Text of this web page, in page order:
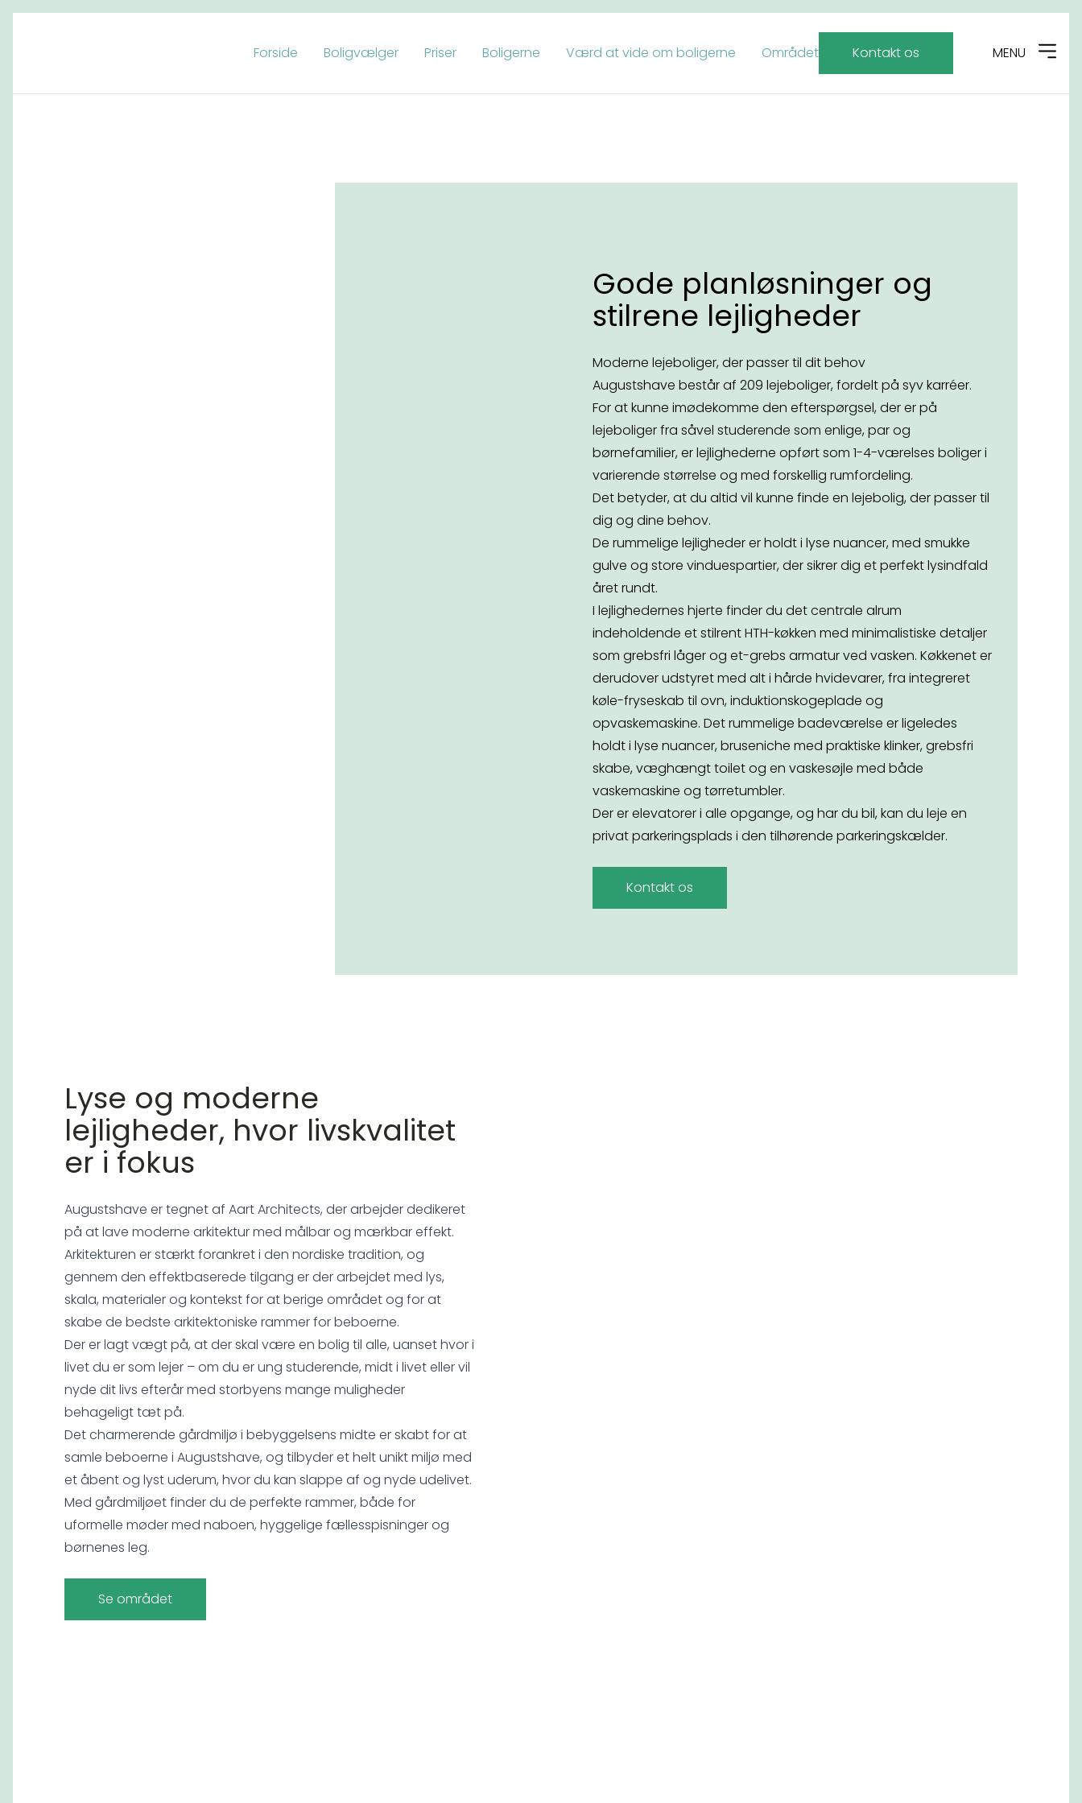
Forside Boligvælger Priser Boligerne Værd at vide om boligerne Området Kontakt os MENU
Gode planløsninger og
stilrene lejligheder
Moderne lejeboliger, der passer til dit behov
Augustshave består af 209 lejeboliger, fordelt på syv karréer.
For at kunne imødekomme den efterspørgsel, der er på
lejeboliger fra såvel studerende som enlige, par og
børnefamilier, er lejlighederne opført som 1-4-værelses boliger i
varierende størrelse og med forskellig rumfordeling.
Det betyder, at du altid vil kunne finde en lejebolig, der passer til
dig og dine behov.
De rummelige lejligheder er holdt i lyse nuancer, med smukke
gulve og store vinduespartier, der sikrer dig et perfekt lysindfald
året rundt.
I lejlighedernes hjerte finder du det centrale alrum
indeholdende et stilrent HTH-køkken med minimalistiske detaljer
som grebsfri låger og et-grebs armatur ved vasken. Køkkenet er
derudover udstyret med alt i hårde hvidevarer, fra integreret
køle-fryseskab til ovn, induktionskogeplade og
opvaskemaskine. Det rummelige badeværelse er ligeledes
holdt i lyse nuancer, bruseniche med praktiske klinker, grebsfri
skabe, væghængt toilet og en vaskesøjle med både
vaskemaskine og tørretumbler.
Der er elevatorer i alle opgange, og har du bil, kan du leje en
privat parkeringsplads i den tilhørende parkeringskælder.
Kontakt os
Lyse og moderne
lejligheder, hvor livskvalitet
er i fokus
Augustshave er tegnet af Aart Architects, der arbejder dedikeret
på at lave moderne arkitektur med målbar og mærkbar effekt.
Arkitekturen er stærkt forankret i den nordiske tradition, og
gennem den effektbaserede tilgang er der arbejdet med lys,
skala, materialer og kontekst for at berige området og for at
skabe de bedste arkitektoniske rammer for beboerne.
Der er lagt vægt på, at der skal være en bolig til alle, uanset hvor i
livet du er som lejer – om du er ung studerende, midt i livet eller vil
nyde dit livs efterår med storbyens mange muligheder
behageligt tæt på.
Det charmerende gårdmiljø i bebyggelsens midte er skabt for at
samle beboerne i Augustshave, og tilbyder et helt unikt miljø med
et åbent og lyst uderum, hvor du kan slappe af og nyde udelivet.
Med gårdmiljøet finder du de perfekte rammer, både for
uformelle møder med naboen, hyggelige fællesspisninger og
børnenes leg.
Se området